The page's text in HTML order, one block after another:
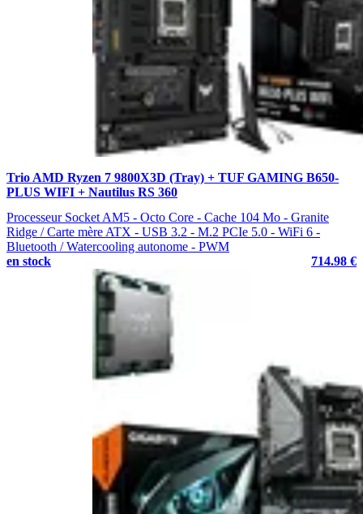
Trio AMD Ryzen 7 9800X3D (Tray) + TUF GAMING B650-
PLUS WIFI + Nautilus RS 360
Processeur Socket AM5 - Octo Core - Cache 104 Mo - Granite
Ridge / Carte mère ATX - USB 3.2 - M.2 PCIe 5.0 - WiFi 6 -
Bluetooth / Watercooling autonome - PWM
en stock
714.98 €